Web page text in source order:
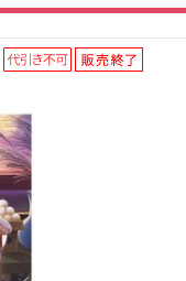
EVENT
その他先行受付
テイルズ オブ シリーズ
電音部
鉄拳